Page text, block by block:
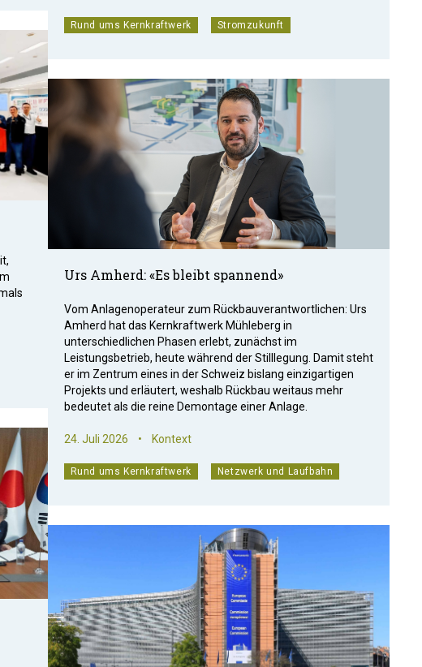
Rund ums Kernkraftwerk Stromzukunft
Urs Amherd: «Es bleibt spannend»
Vom Anlagenoperateur zum Rückbauverantwortlichen: Urs
Amherd hat das Kernkraftwerk Mühleberg in
unterschiedlichen Phasen erlebt, zunächst im
Leistungsbetrieb, heute während der Stilllegung. Damit steht
er im Zentrum eines in der Schweiz bislang einzigartigen
Projekts und erläutert, weshalb Rückbau weitaus mehr
bedeutet als die reine Demontage einer Anlage.
24. Juli 2026 • Kontext
Rund ums Kernkraftwerk Netzwerk und Laufbahn